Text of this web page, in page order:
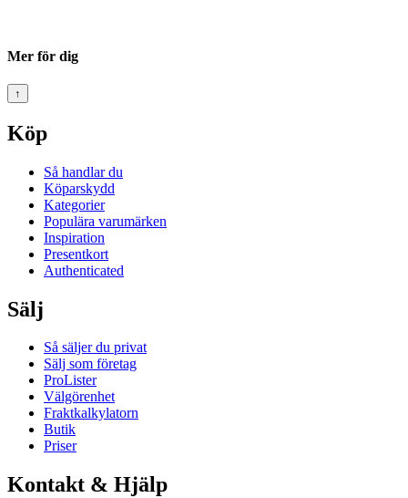
Mer för dig
↑
Köp
Så handlar du
Köparskydd
Kategorier
Populära varumärken
Inspiration
Presentkort
Authenticated
Sälj
Så säljer du privat
Sälj som företag
ProLister
Välgörenhet
Fraktkalkylatorn
Butik
Priser
Kontakt & Hjälp